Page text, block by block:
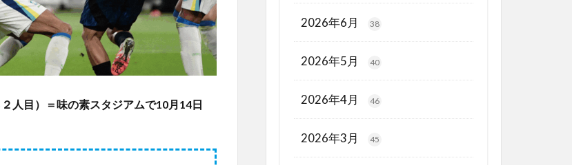
人目）＝味の素スタジアムで10月14日
2026年6月 38
2026年5月 40
2026年4月 46
2026年3月 45